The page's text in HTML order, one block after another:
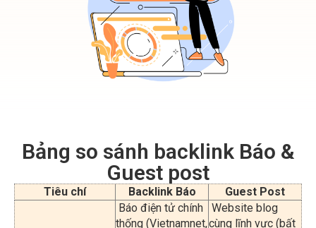
Tiêu chí Backlink Báo Guest Post
Nguồn đăng
Báo điện tử chính
thống (Vietnamnet,
Dân trí,
VnExpress…)
Website blog
cùng lĩnh vực (bất
động sản, nội thất,
y tế…)